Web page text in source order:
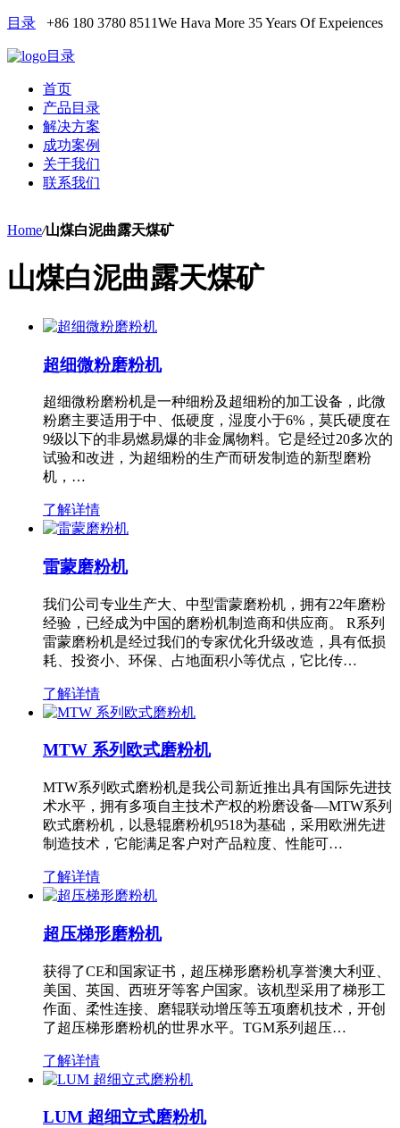
目录 +86 180 3780 8511We Hava More 35 Years Of Expeiences
目录
首页
产品目录
解决方案
成功案例
关于我们
联系我们
Home/山煤白泥曲露天煤矿
山煤白泥曲露天煤矿
超细微粉磨粉机
超细微粉磨粉机是一种细粉及超细粉的加工设备，此微
粉磨主要适用于中、低硬度，湿度小于6%，莫氏硬度在
9级以下的非易燃易爆的非金属物料。它是经过20多次的
试验和改进，为超细粉的生产而研发制造的新型磨粉
机，…
了解详情
雷蒙磨粉机
我们公司专业生产大、中型雷蒙磨粉机，拥有22年磨粉
经验，已经成为中国的磨粉机制造商和供应商。 R系列
雷蒙磨粉机是经过我们的专家优化升级改造，具有低损
耗、投资小、环保、占地面积小等优点，它比传…
了解详情
MTW 系列欧式磨粉机
MTW系列欧式磨粉机是我公司新近推出具有国际先进技
术水平，拥有多项自主技术产权的粉磨设备—MTW系列
欧式磨粉机，以悬辊磨粉机9518为基础，采用欧洲先进
制造技术，它能满足客户对产品粒度、性能可…
了解详情
超压梯形磨粉机
获得了CE和国家证书，超压梯形磨粉机享誉澳大利亚、
美国、英国、西班牙等客户国家。该机型采用了梯形工
作面、柔性连接、磨辊联动增压等五项磨机技术，开创
了超压梯形磨粉机的世界水平。TGM系列超压…
了解详情
LUM 超细立式磨粉机